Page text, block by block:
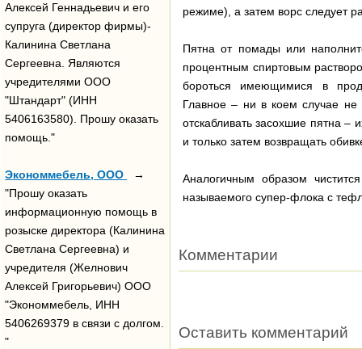
Алексей Геннадьевич и его
супруга (директор фирмы)-
Калинина Светлана
Сергеевна. Являются
учредителями ООО
"Штандарт" (ИНН
5406163580). Прошу оказать
помощь."
Экономмебель, ООО
→
"Прошу оказать
информационную помощь в
розыске директора (Калинина
Светлана Сергеевна) и
учредителя (Желнович
Алексей Григорьевич) ООО
"Экономмебель, ИНН
5406269379 в связи с долгом.
"
режиме), а затем ворс следует
Пятна от помады или
процентным спиртовым
бороться имеющимися в
Главное – ни в коем случае не
отскабливать засохшие пятна –
и только затем возвращать
Аналогичным образом
называемого супер-флока с
Комментарии
Оставить комментарий